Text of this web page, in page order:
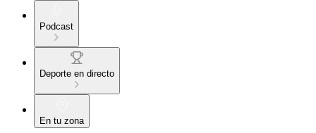
Podcast
Deporte en directo
En tu zona